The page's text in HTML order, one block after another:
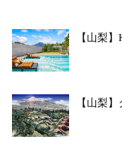
【山梨
【山梨